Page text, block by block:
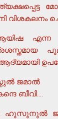
വിശകലനം
എന്ന
ആദ്യമായി
ജമാല്‍
ബീവി....
ഹുസുനുല്‍